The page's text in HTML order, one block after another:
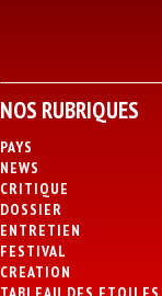
NOS RUBRIQUES
PAYS
NEWS
CRITIQUE
DOSSIER
ENTRETIEN
FESTIVAL
CREATION